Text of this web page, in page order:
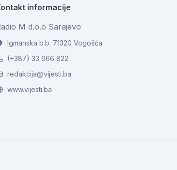
informacije
M d.o.o Sarajevo
Igmanska b.b. 71320 Vogošća
(+387) 33 666 822
redakcija@vijesti.ba
www.vijesti.ba